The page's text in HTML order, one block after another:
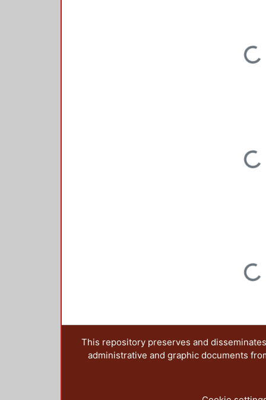
Loading...
Loading...
Loading...
This repository preserves and
administrative and graphic documents